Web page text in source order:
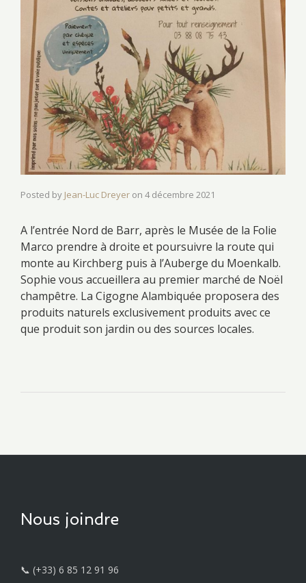
Posted by Jean-Luc Dreyer on 4 décembre 2021
A l’entrée Nord de Barr, après le Musée de la Folie
Marco prendre à droite et poursuivre la route qui
monte au Kirchberg puis à l’Auberge du Moenkalb.
Sophie vous accueillera au premier marché de Noël
champêtre. La Cigogne Alambiquée proposera des
produits naturels exclusivement produits avec ce
que produit son jardin ou des sources locales.
Nous joindre
📞 (+33) 6 85 12 91 96